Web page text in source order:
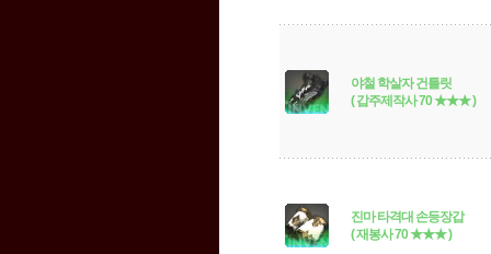
야철 학살자 건틀릿
( 갑주제작사 70 ★★★ )
진마 타격대 손등장갑
( 재봉사 70 ★★★ )